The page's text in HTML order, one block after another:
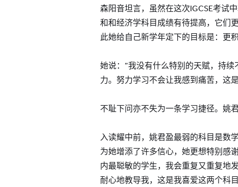
森阳音坦言，虽然在这次IGCSE考试
和和经济学科目成绩有待提高，它们
此她给自己新学年定下的目标是：更
她说：“我没有什么特别的天赋，持
力。努力学习不会让我感到痛苦，这
不耻下问亦不失为一条学习捷径。姚
入读耀中前，姚君盈最弱的科目是数
为她增添了许多信心，她更想特别感
内最聪敏的学生，我会重复又重复地
耐心地教导我，这是我喜爱这两个科